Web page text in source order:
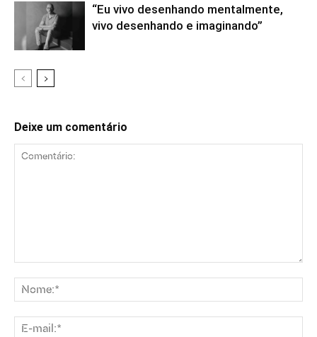
“Eu vivo desenhando mentalmente,
vivo desenhando e imaginando”
Deixe um comentário